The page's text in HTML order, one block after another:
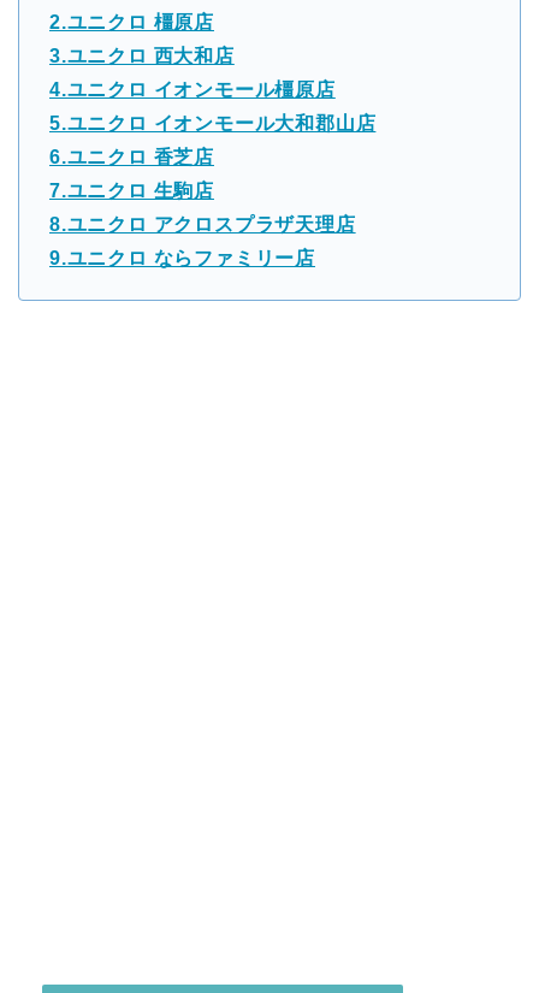
2.ユニクロ 橿原店
3.ユニクロ 西大和店
4.ユニクロ イオンモール橿原店
5.ユニクロ イオンモール大和郡山店
6.ユニクロ 香芝店
7.ユニクロ 生駒店
8.ユニクロ アクロスプラザ天理店
9.ユニクロ ならファミリー店